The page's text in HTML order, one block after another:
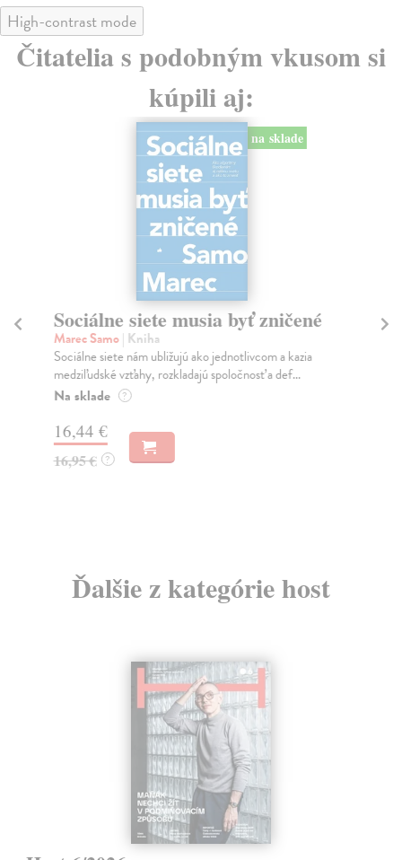
High-contrast mode
Čitatelia s podobným vkusom si
kúpili aj:
na sklade
Sociálne siete musia byť zničené
Marec Samo| Kniha
Sociálne siete nám ubližujú ako jednotlivcom a kazia
medziľudské vzťahy, rozkladajú spoločnosť a def...
Na sklade ?
16,44 €
16,95 € ?
Ďalšie z kategórie host